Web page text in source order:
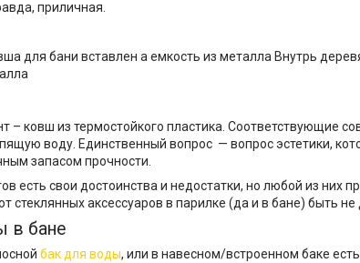
приличная.
Внутрь
ковш из термостойкого пластика. Соответствующие
воду. Единственный вопрос — вопрос эстетики,
запасом прочности.
есть свои достоинства и недостатки, но любой из них
стеклянных аксессуаров в парилке (да и в бане) быть
в бане
бак для воды, или в навесном/встроенном баке